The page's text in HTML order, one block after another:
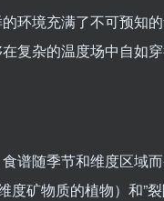
环境充满了不可预知
复杂的温度场中自如
食谱随季节和维度区域
度矿物质的植物）和”